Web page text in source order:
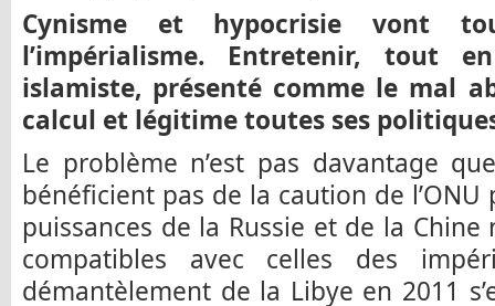
Cynisme et hypocrisie vont
l’impérialisme. Entretenir, tout
islamiste, présenté comme le mal
calcul et légitime toutes ses
Le problème n’est pas davantage
bénéficient pas de la caution de
puissances de la Russie et de la
compatibles avec celles des
démantèlement de la Libye en 2011